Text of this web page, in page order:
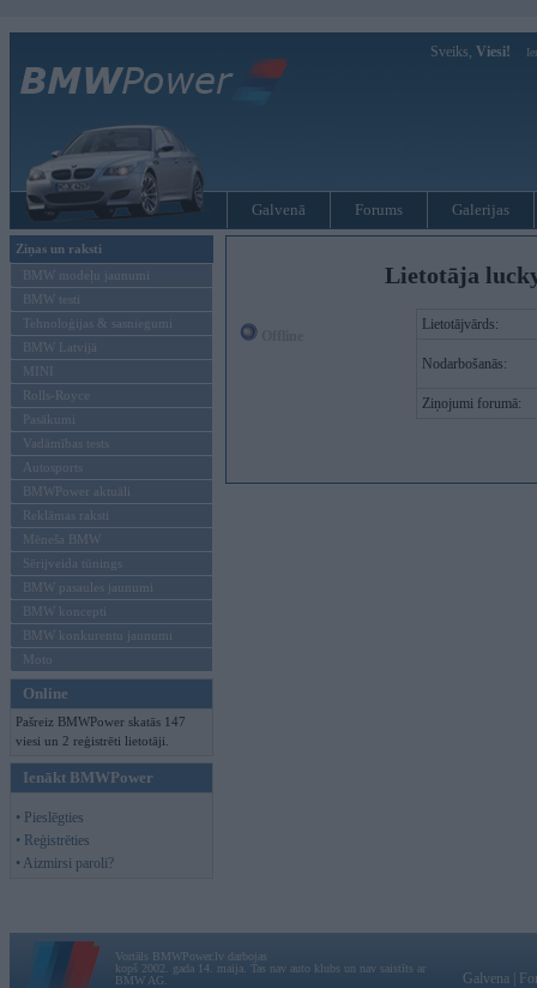
Sveiks, Viesi!
Galvenā Forums Galerijas
Ziņas un raksti
BMW modeļu jaunumi
BMW testi
Tehnoloģijas & sasniegumi
BMW Latvijā
MINI
Rolls-Royce
Pasākumi
Vadāmības tests
Autosports
BMWPower aktuāli
Reklāmas raksti
Mēneša BMW
Sērijveida tūnings
BMW pasaules jaunumi
BMW koncepti
BMW konkurentu jaunumi
Moto
Online
Pašreiz BMWPower skatās 147
viesi un 2 reģistrēti lietotāji.
Ienākt BMWPower
• Pieslēgties
• Reģistrēties
• Aizmirsi paroli?
Lietotāja
Lietotājvārds:
Nodarbošanās:
Ziņojumi forumā:
Vortāls BMWPower.lv darbojas
kopš 2002. gada 14. maija. Tas nav auto klubs un nav saistīts ar
BMW AG.
Galvena